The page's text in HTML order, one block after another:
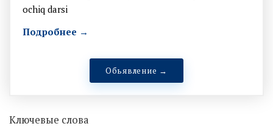
ochiq darsi
Подробнее →
Обьявление →
Ключевые слова